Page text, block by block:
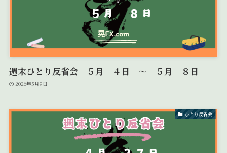
週末ひとり反省会 ５月 ４日 ～ ５月 ８日
2026年5月9日
ひとり反省会